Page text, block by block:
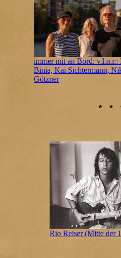
immer mit an Bord: v.l.n.r.:
Binia, Kai Sichtermann,
Götzner
* *
Rio Reiser (Mitte der